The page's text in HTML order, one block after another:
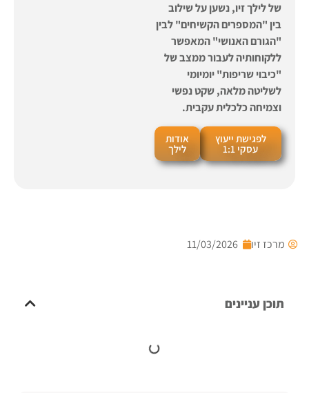
של לילך זיו, נשען על שילוב
בין "המספרים הקשיחים" לבין
"הגורם האנושי" המאפשר
ללקוחותיה לעבור ממצב של
"כיבוי שריפות" יומיומי
לשליטה מלאה, שקט נפשי
וצמיחה כלכלית עקבית.
לפגישת ייעוץ
עסקי 1:1
אודות
לילך
מרכז זיו 11/03/2026
תוכן עניינים